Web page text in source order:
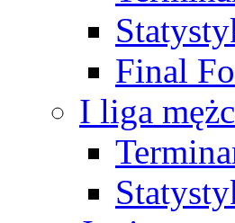
Final
I liga